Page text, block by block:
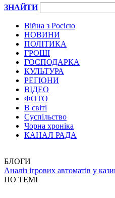
ЗНАЙТИ
Війна з Росією
НОВИНИ
ПОЛІТИКА
ГРОШІ
ГОСПОДАРКА
КУЛЬТУРА
РЕГІОНИ
ВІДЕО
ФОТО
В світі
Суспільство
Чорна хроніка
КАНАЛ РАДА
БЛОГИ
Аналіз ігрових автоматів у
ПО ТЕМІ